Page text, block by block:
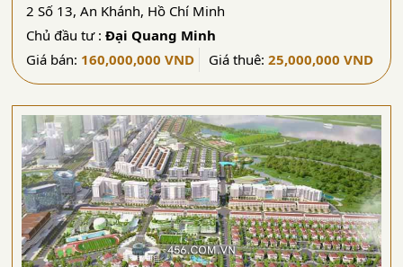
2 Số 13, An Khánh, Hồ Chí Minh
Chủ đầu tư : Đại Quang Minh
Giá bán: 160,000,000 VND Giá thuê: 25,000,000 VND